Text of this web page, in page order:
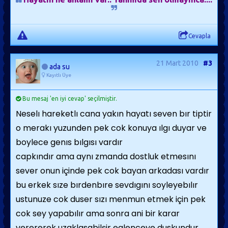
rağmen onların girişimcilikleri sözgelişi Koç'larınkinden
katlanmaya hazırdırlar. Bunda güçlü bir sorumluluk
duygusu taşımalarının da payı olsa gerek. Ayrıca
değişime inandıklarından gerekirse tüm ilkelerini bir
çırpıda silip yenilerini edinebilir ve hatta hiç
çekingenlik göstermeden günah çıkarabilirler. Bir
özellikleri de yalnızlıktan hiç hoşlanmamaları ve
kendilerini oyalayacak birileri yoksa derin bunalıma
düşmeleridir. Onları herhangi bir kategoriye
sokamazsınız. İş konusunda yetenekli ve canlıdırlar,
günlerce işleriyle uğraşabilir ve arada sadece bir iki
saatlik uykuyla yetinebilirler.
Aşk zamanı
Karşınızda bir Yay erkeği varsa dürüst olun: O,
Cevapla
ada su
Kayıtlı Üye
21 Mart 2010 #3
Bu mesaj 'en iyi cevap' seçilmiştir.
Neselı hareketlı cana yakın hayatı seven bır tiptir
o merakı yuzunden pek cok konuya ılgı duyar ve
boylece genıs bılgısı vardır
capkındır ama aynı zmanda dostluk etmesını
sever onun içinde pek cok bayan arkadası vardır
bu erkek sıze bırdenbıre sevdıgını soyleyebılır
ustunuze cok duser sızı menmun etmek için pek
cok sey yapabılır ama sonra ani bir karar